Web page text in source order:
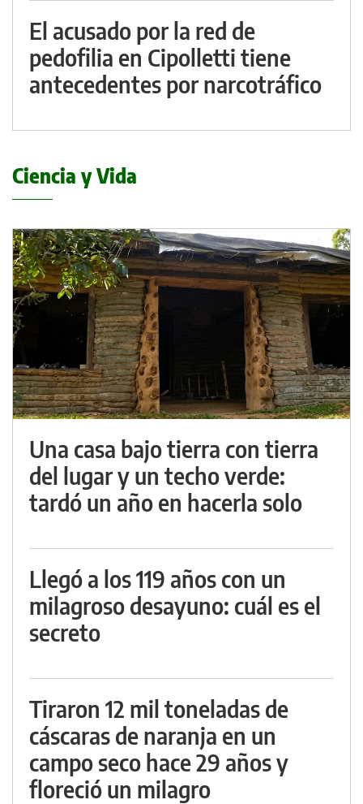
El acusado por la red de
pedofilia en Cipolletti tiene
antecedentes por narcotráfico
Ciencia y Vida
Una casa bajo tierra con tierra
del lugar y un techo verde:
tardó un año en hacerla solo
Llegó a los 119 años con un
milagroso desayuno: cuál es el
secreto
Tiraron 12 mil toneladas de
cáscaras de naranja en un
campo seco hace 29 años y
floreció un milagro